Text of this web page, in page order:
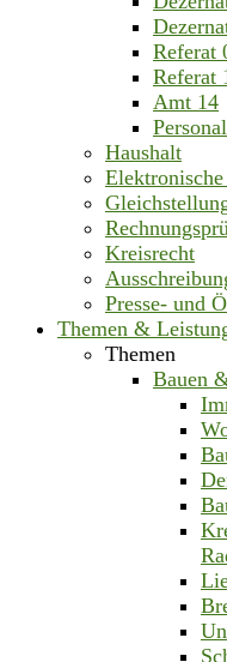
Referat
Referat
Amt 14
Haushalt
Kreisrecht
Presse- und
Themen &
Themen
Bauen